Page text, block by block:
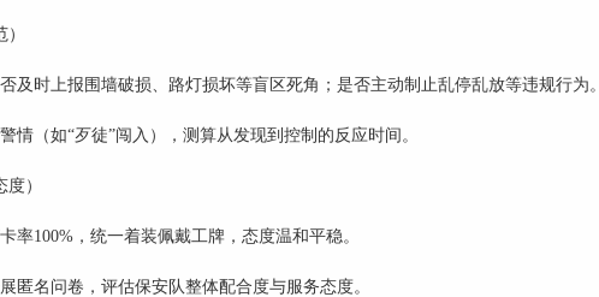
及时上报围墙破损、路灯损坏等盲区死角；是否主动制止乱停乱放等违规行为。
情（如“歹徒”闯入），测算从发现到控制的反应时间。
）
率100%，统一着装佩戴工牌，态度温和平稳。
匿名问卷，评估保安队整体配合度与服务态度。